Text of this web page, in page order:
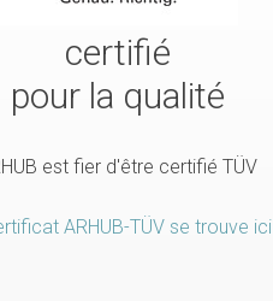
certifié
pour la qualité
est fier d'être certifié TÜV
ARHUB-TÜV se trouve ici